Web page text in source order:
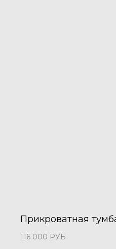
Прикроватная
116 000 РУБ